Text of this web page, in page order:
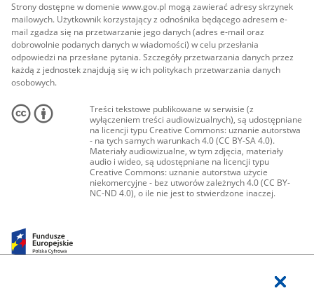
Strony dostępne w domenie www.gov.pl mogą zawierać adresy skrzynek
mailowych. Użytkownik korzystający z odnośnika będącego adresem e-
mail zgadza się na przetwarzanie jego danych (adres e-mail oraz
dobrowolnie podanych danych w wiadomości) w celu przesłania
odpowiedzi na przesłane pytania. Szczegóły przetwarzania danych przez
każdą z jednostek znajdują się w ich politykach przetwarzania danych
osobowych.
Treści tekstowe publikowane w serwisie (z
wyłączeniem treści audiowizualnych), są udostępniane
na licencji typu Creative Commons: uznanie autorstwa
- na tych samych warunkach 4.0 (CC BY-SA 4.0).
Materiały audiowizualne, w tym zdjęcia, materiały
audio i wideo, są udostępniane na licencji typu
Creative Commons: uznanie autorstwa użycie
niekomercyjne - bez utworów zależnych 4.0 (CC BY-
NC-ND 4.0), o ile nie jest to stwierdzone inaczej.